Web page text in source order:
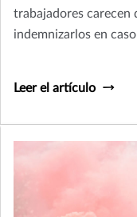
trabajadores carecen
indemnizarlos en
Leer el artículo